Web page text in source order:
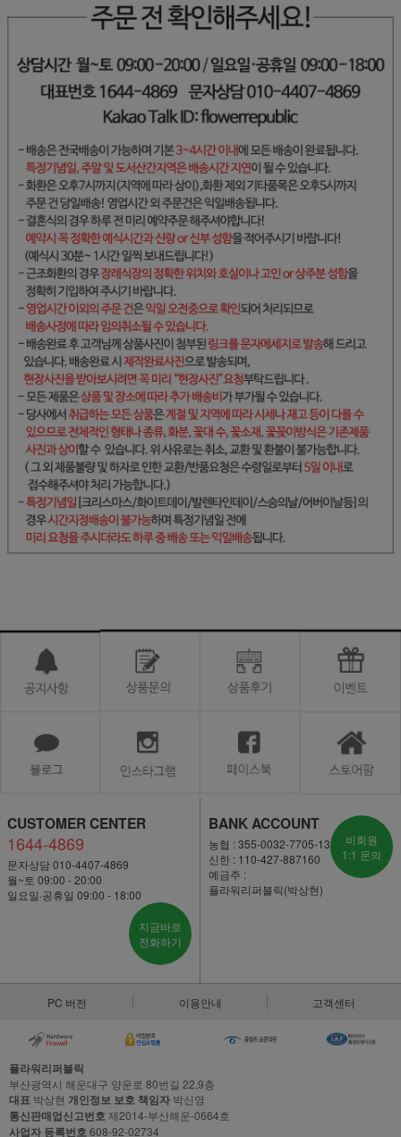
CUSTOMER CENTER
1644-4869
문자상담 010-4407-4869
월~토 09:00 - 20:00
일요일·공휴일 09:00 - 18:00
지금바로
전화하기
BANK ACCOUNT
농협 : 355-0032-7705-13
신한 : 110-427-887160
예금주 :
플라워리퍼블릭(박상현)
비회원
1:1 문의
PC 버전 이용안내 고객센터
플라워리퍼블릭
부산광역시 해운대구 양운로 80번길 22,9층
대표 박상현 개인정보 보호 책임자 박신영
통신판매업신고번호 제2014-부산해운-0664호
사업자 등록번호 608-92-02734